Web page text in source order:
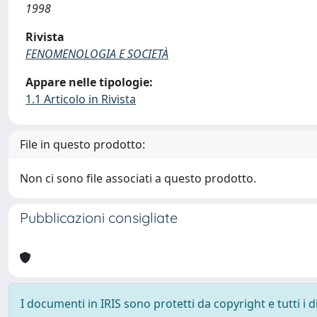
1998
Rivista
FENOMENOLOGIA E SOCIETÀ
Appare nelle tipologie:
1.1 Articolo in Rivista
File in questo prodotto:
Non ci sono file associati a questo prodotto.
Pubblicazioni consigliate
I documenti in IRIS sono protetti da copyright e tutti i